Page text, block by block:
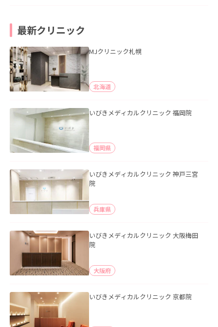
最新クリニック
MJクリニック札幌
北海道
いびきメディカルクリニック 福岡院
福岡県
いびきメディカルクリニック 神戸三宮
院
兵庫県
いびきメディカルクリニック 大阪梅田
院
大阪府
いびきメディカルクリニック 京都院